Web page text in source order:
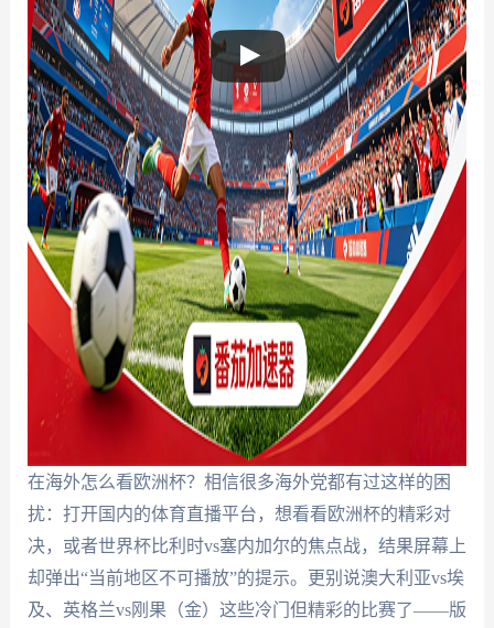
在海外怎么看欧洲杯？相信很多海外党都有过这样的困
扰：打开国内的体育直播平台，想看看欧洲杯的精彩对
决，或者世界杯比利时vs塞内加尔的焦点战，结果屏幕上
却弹出“当前地区不可播放”的提示。更别说澳大利亚vs埃
及、英格兰vs刚果（金）这些冷门但精彩的比赛了——版